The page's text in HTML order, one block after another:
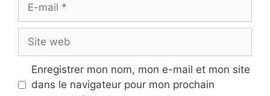
Site
web
Enregistrer mon nom, mon e-mail et mon site
dans le navigateur pour mon prochain